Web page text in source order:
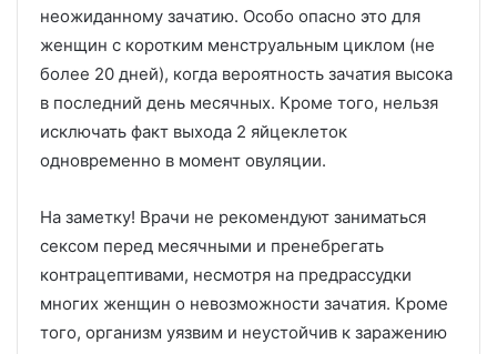
неожиданному зачатию. Особо опасно это для
женщин с коротким менструальным циклом (не
более 20 дней), когда вероятность зачатия высока
в последний день месячных. Кроме того, нельзя
исключать факт выхода 2 яйцеклеток
одновременно в момент овуляции.
На заметку! Врачи не рекомендуют заниматься
сексом перед месячными и пренебрегать
контрацептивами, несмотря на предрассудки
многих женщин о невозможности зачатия. Кроме
того, организм уязвим и неустойчив к заражению